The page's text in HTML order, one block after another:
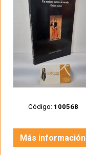
Código: 100568
Más información